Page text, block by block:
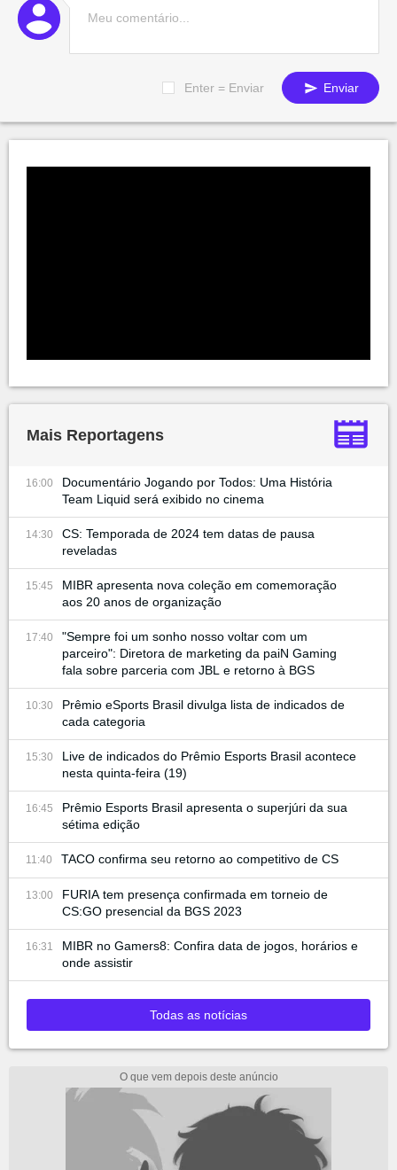
Enter = Enviar Enviar
Mais Reportagens
16:00
Documentário Jogando por Todos: Uma História
Team Liquid será exibido no cinema
14:30
CS: Temporada de 2024 tem datas de pausa
reveladas
15:45
MIBR apresenta nova coleção em comemoração
aos 20 anos de organização
17:40
"Sempre foi um sonho nosso voltar com um
parceiro": Diretora de marketing da paiN Gaming
fala sobre parceria com JBL e retorno à BGS
10:30
Prêmio eSports Brasil divulga lista de indicados de
cada categoria
15:30
Live de indicados do Prêmio Esports Brasil acontece
nesta quinta-feira (19)
16:45
Prêmio Esports Brasil apresenta o superjúri da sua
sétima edição
11:40 TACO confirma seu retorno ao competitivo de CS
13:00
FURIA tem presença confirmada em torneio de
CS:GO presencial da BGS 2023
16:31
MIBR no Gamers8: Confira data de jogos, horários e
onde assistir
Todas as notícias